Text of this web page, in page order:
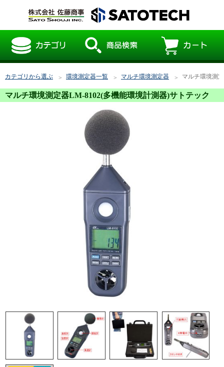
カテゴリから選ぶ 環境測定器一覧 マルチ環境測定器 マルチ環境測
マルチ環境測定器LM-8102(多機能環境計測器)サトテック